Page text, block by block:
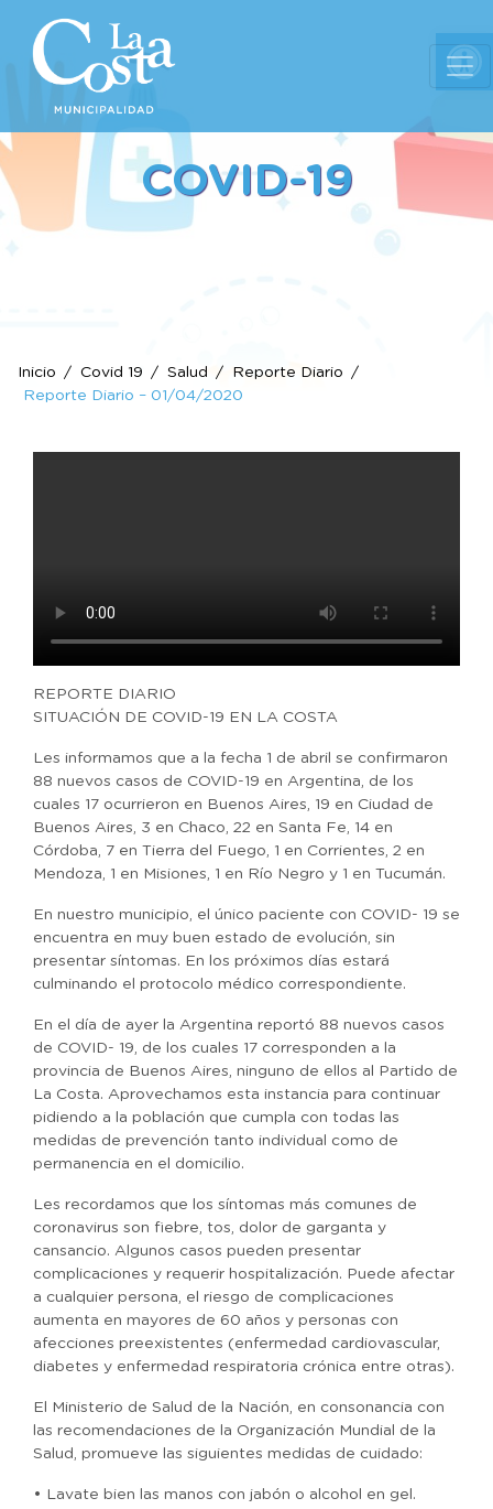
COVID-19
Inicio Covid 19 Salud
Reporte Diario
Reporte Diario – 01/04/2020
REPORTE DIARIO
SITUACIÓN DE COVID-19 EN LA COSTA
Les informamos que a la fecha 1 de abril se confirmaron
88 nuevos casos de COVID-19 en Argentina, de los
cuales 17 ocurrieron en Buenos Aires, 19 en Ciudad de
Buenos Aires, 3 en Chaco, 22 en Santa Fe, 14 en
Córdoba, 7 en Tierra del Fuego, 1 en Corrientes, 2 en
Mendoza, 1 en Misiones, 1 en Río Negro y 1 en Tucumán.
En nuestro municipio, el único paciente con COVID- 19 se
encuentra en muy buen estado de evolución, sin
presentar síntomas. En los próximos días estará
culminando el protocolo médico correspondiente.
En el día de ayer la Argentina reportó 88 nuevos casos
de COVID- 19, de los cuales 17 corresponden a la
provincia de Buenos Aires, ninguno de ellos al Partido de
La Costa. Aprovechamos esta instancia para continuar
pidiendo a la población que cumpla con todas las
medidas de prevención tanto individual como de
permanencia en el domicilio.
Les recordamos que los síntomas más comunes de
coronavirus son fiebre, tos, dolor de garganta y
cansancio. Algunos casos pueden presentar
complicaciones y requerir hospitalización. Puede afectar
a cualquier persona, el riesgo de complicaciones
aumenta en mayores de 60 años y personas con
afecciones preexistentes (enfermedad cardiovascular,
diabetes y enfermedad respiratoria crónica entre otras).
El Ministerio de Salud de la Nación, en consonancia con
las recomendaciones de la Organización Mundial de la
Salud, promueve las siguientes medidas de cuidado:
• Lavate bien las manos con jabón o alcohol en gel.